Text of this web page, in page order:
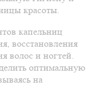
красоты.
капельниц
восстановления
волос и ногтей.
оптимальную
на